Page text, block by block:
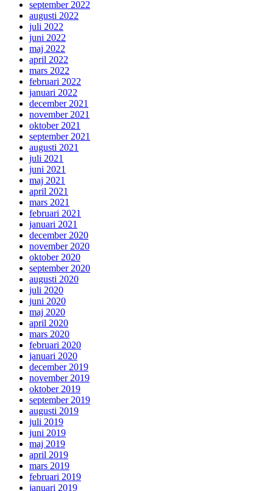
september 2022
augusti 2022
juli 2022
juni 2022
maj 2022
april 2022
mars 2022
februari 2022
januari 2022
december 2021
november 2021
oktober 2021
september 2021
augusti 2021
juli 2021
juni 2021
maj 2021
april 2021
mars 2021
februari 2021
januari 2021
december 2020
november 2020
oktober 2020
september 2020
augusti 2020
juli 2020
juni 2020
maj 2020
april 2020
mars 2020
februari 2020
januari 2020
december 2019
november 2019
oktober 2019
september 2019
augusti 2019
juli 2019
juni 2019
maj 2019
april 2019
mars 2019
februari 2019
januari 2019